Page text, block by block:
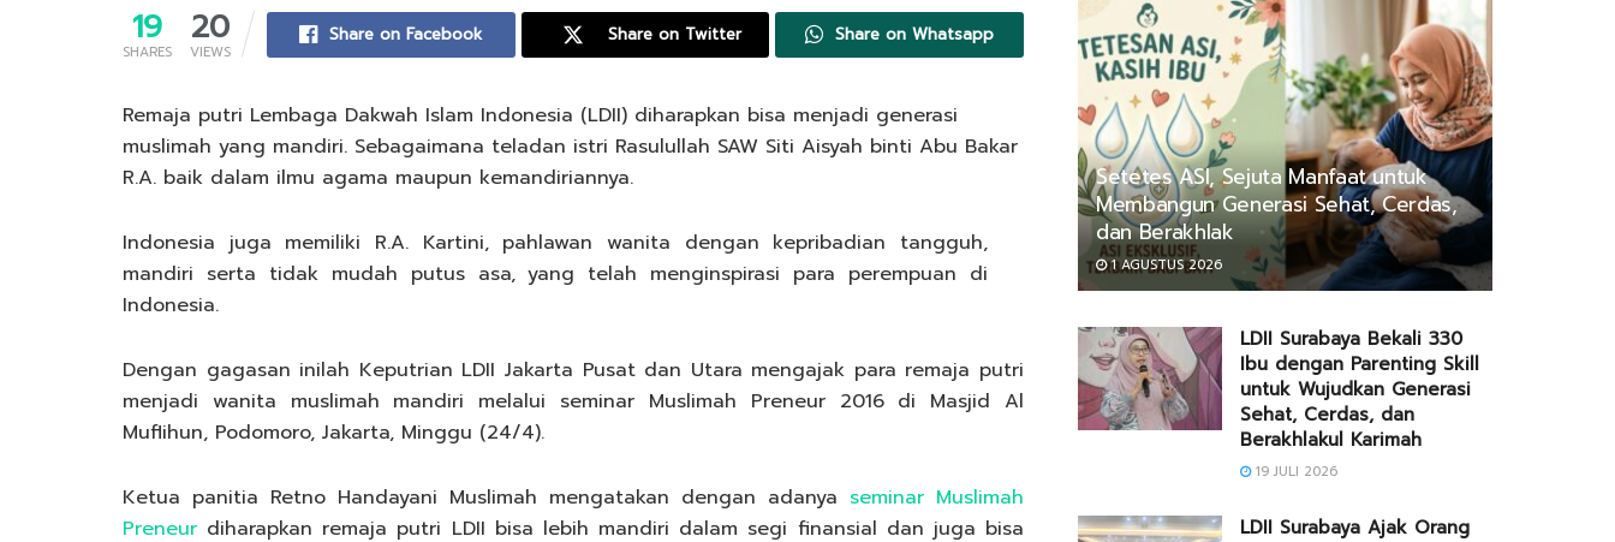
19
SHARES
20
VIEWS
Share on Facebook Share on Twitter Share on Whatsapp
Remaja putri Lembaga Dakwah Islam Indonesia (LDII) diharapkan bisa menjadi generasi
muslimah yang mandiri. Sebagaimana teladan istri Rasulullah SAW Siti Aisyah binti Abu Bakar
R.A. baik dalam ilmu agama maupun kemandiriannya.
Indonesia juga memiliki R.A. Kartini, pahlawan wanita dengan kepribadian tangguh,
mandiri serta tidak mudah putus asa, yang telah menginspirasi para perempuan di
Indonesia.
Dengan gagasan inilah Keputrian LDII Jakarta Pusat dan Utara mengajak para remaja putri
menjadi wanita muslimah mandiri melalui seminar Muslimah Preneur 2016 di Masjid Al
Muflihun, Podomoro, Jakarta, Minggu (24/4).
Ketua panitia Retno Handayani Muslimah mengatakan dengan adanya seminar Muslimah
Preneur diharapkan remaja putri LDII bisa lebih mandiri dalam segi finansial dan juga bisa
Setetes ASI, Sejuta Manfaat untuk
Membangun Generasi Sehat, Cerdas,
dan Berakhlak
1 AGUSTUS 2026
LDII Surabaya Bekali 330
Ibu dengan Parenting Skill
untuk Wujudkan Generasi
Sehat, Cerdas, dan
Berakhlakul Karimah
19 JULI 2026
LDII Surabaya Ajak Orang